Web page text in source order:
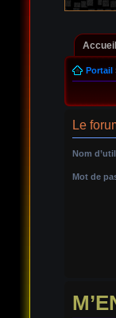
Accueil
Portail
Le
Nom
Mot de